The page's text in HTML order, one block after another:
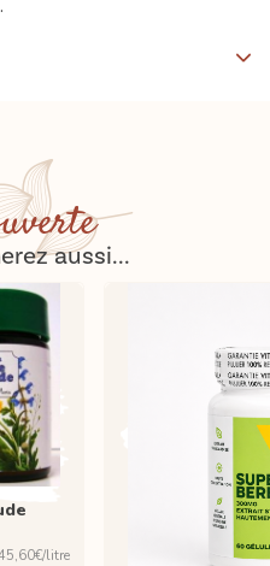
aussi...
litre